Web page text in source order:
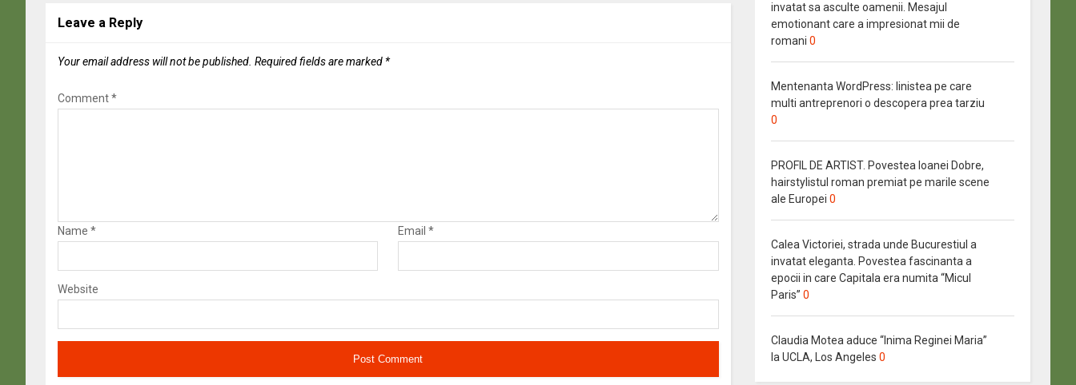
Leave a Reply
Your email address will not be published. Required fields are marked *
Comment*
Name * Email*
Website
invatat sa asculte oamenii. Mesajul
emotionant care a impresionat mii de
romani 0
Mentenanta WordPress: linistea pe care
multi antreprenori o descopera prea tarziu
0
PROFIL DE ARTIST. Povestea Ioanei Dobre,
hairstylistul roman premiat pe marile scene
ale Europei 0
Calea Victoriei, strada unde Bucurestiul a
invatat eleganta. Povestea fascinanta a
epocii in care Capitala era numita “Micul
Paris” 0
Claudia Motea aduce “Inima Reginei Maria”
la UCLA, Los Angeles 0